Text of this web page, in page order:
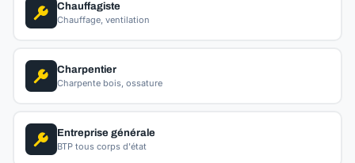
Chauffagiste
Chauffage, ventilation
Charpentier
Charpente bois, ossature
Entreprise générale
BTP tous corps d'état